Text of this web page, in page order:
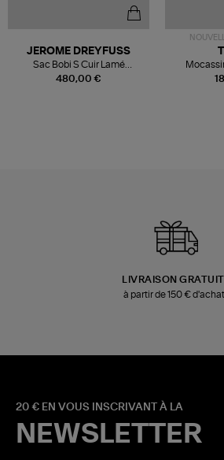
480,00 €
JEROME DREYFUSS
Sac Bobi S Cuir Lamé
Champagne
LIVRAISON
à partir de 150 €
20 € EN VOUS INSCRIVANT À LA
NEWSLETTER